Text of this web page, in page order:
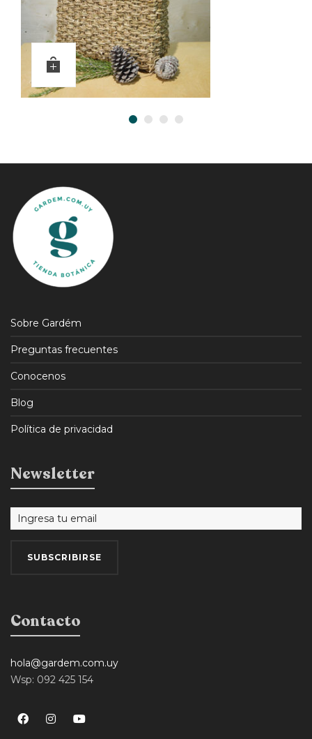
Sobre Gardém
Preguntas frecuentes
Conocenos
Blog
Política de privacidad
Newsletter
Contacto
hola@gardem.com.uy
Wsp: 092 425 154